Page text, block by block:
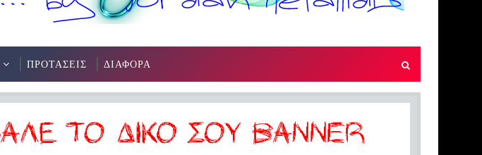
ΠΡΟΤΑΣΕΙΣ ΔΙΑΦΟΡΑ